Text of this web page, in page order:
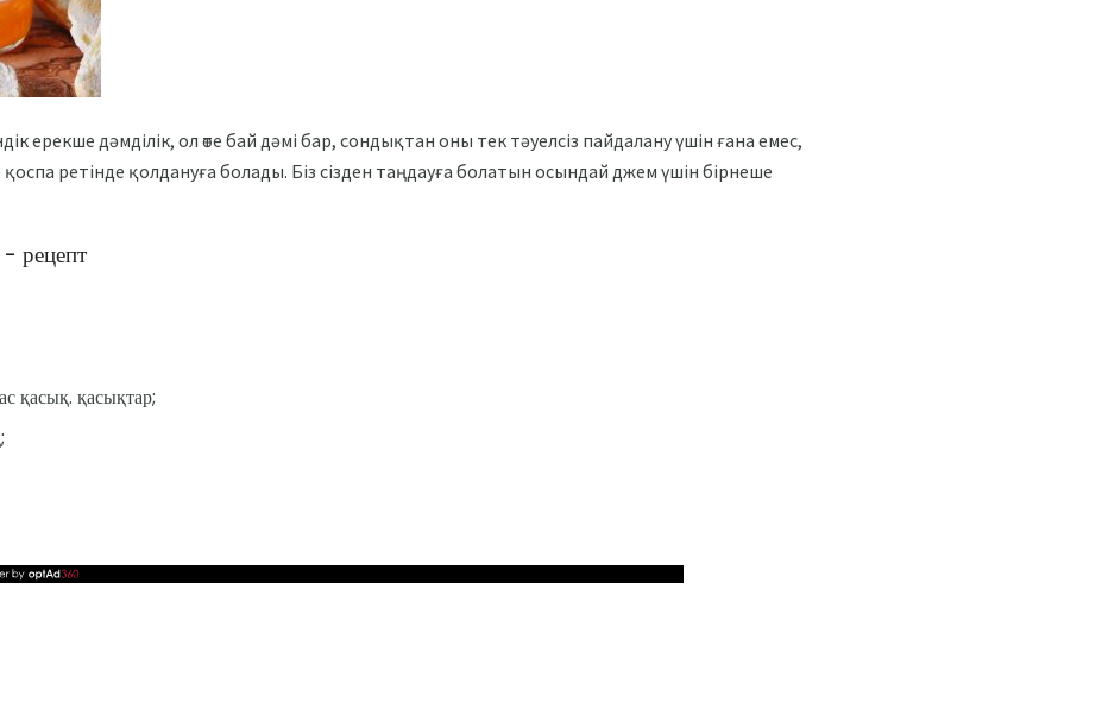
ерекше дәмділік, ол өте бай дәмі бар, сондықтан оны тек тәуелсіз пайдалану үшін ғана емес,
қоспа ретінде қолдануға болады. Біз сізден таңдауға болатын осындай джем үшін бірнеше
рецепт
қасықтар;